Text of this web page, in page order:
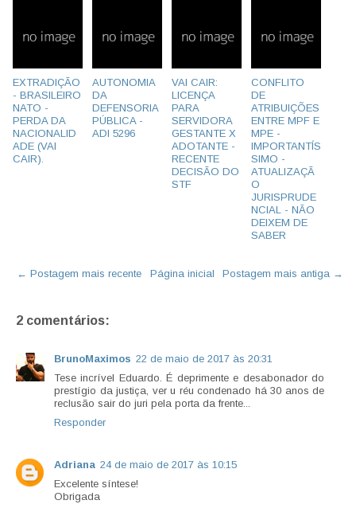
EXTRADIÇÃO
- BRASILEIRO
NATO -
PERDA DA
NACIONALID
ADE (VAI
CAIR).
AUTONOMIA
DA
DEFENSORIA
PÚBLICA -
ADI 5296
VAI CAIR:
LICENÇA
PARA
SERVIDORA
GESTANTE X
ADOTANTE -
RECENTE
DECISÃO DO
STF
CONFLITO
DE
ATRIBUIÇÕES
ENTRE MPF E
MPE -
IMPORTANTÍS
SIMO -
ATUALIZAÇÃ
O
JURISPRUDE
NCIAL - NÃO
DEIXEM DE
SABER
← Postagem mais recente Postagem mais antiga →
Página inicial
2 comentários:
BrunoMaximos 22 de maio de 2017 às 20:31
Tese incrível Eduardo. É deprimente e desabonador do
prestígio da justiça, ver u réu condenado há 30 anos de
reclusão sair do juri pela porta da frente...
Responder
Adriana 24 de maio de 2017 às 10:15
Excelente síntese!
Obrigada